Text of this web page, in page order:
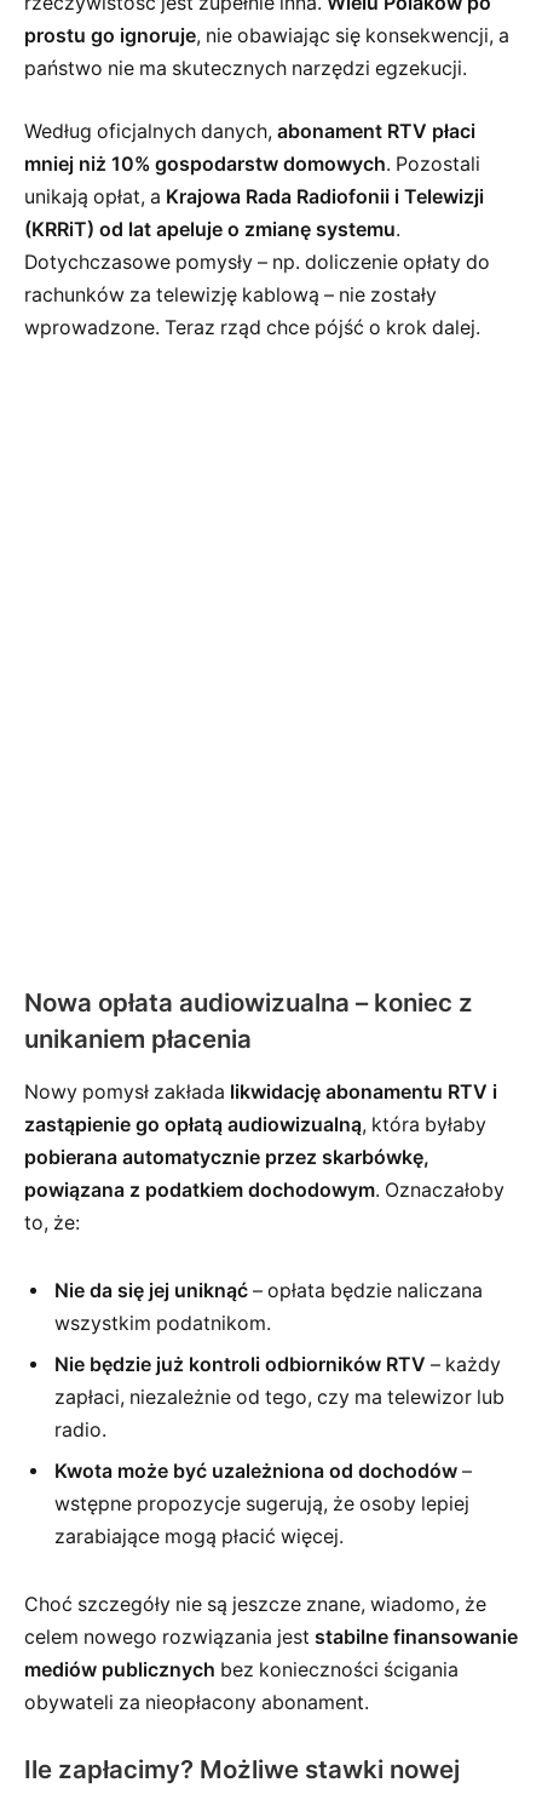
prostu go ignoruje, nie obawiając się konsekwencji, a
państwo nie ma skutecznych narzędzi egzekucji.
Według oficjalnych danych, abonament RTV płaci
mniej niż 10% gospodarstw domowych. Pozostali
unikają opłat, a Krajowa Rada Radiofonii i Telewizji
(KRRiT) od lat apeluje o zmianę systemu.
Dotychczasowe pomysły – np. doliczenie opłaty do
rachunków za telewizję kablową – nie zostały
wprowadzone. Teraz rząd chce pójść o krok dalej.
Nowa opłata audiowizualna – koniec z
unikaniem płacenia
Nowy pomysł zakłada likwidację abonamentu RTV i
zastąpienie go opłatą audiowizualną, która byłaby
pobierana automatycznie przez skarbówkę,
powiązana z podatkiem dochodowym. Oznaczałoby
to, że:
Nie da się jej uniknąć – opłata będzie naliczana
wszystkim podatnikom.
Nie będzie już kontroli odbiorników RTV – każdy
zapłaci, niezależnie od tego, czy ma telewizor lub
radio.
Kwota może być uzależniona od dochodów –
wstępne propozycje sugerują, że osoby lepiej
zarabiające mogą płacić więcej.
Choć szczegóły nie są jeszcze znane, wiadomo, że
celem nowego rozwiązania jest stabilne finansowanie
mediów publicznych bez konieczności ścigania
obywateli za nieopłacony abonament.
Ile zapłacimy? Możliwe stawki nowej